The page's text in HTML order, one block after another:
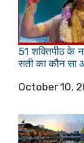
51 शक्तिपीठ के
सती का कौन सा
Date
October 10,